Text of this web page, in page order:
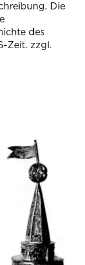
Die
des
Zeit. zzgl.